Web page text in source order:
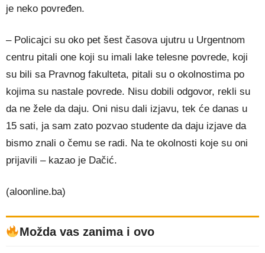
je neko povređen.
– Policajci su oko pet šest časova ujutru u Urgentnom
centru pitali one koji su imali lake telesne povrede, koji
su bili sa Pravnog fakulteta, pitali su o okolnostima po
kojima su nastale povrede. Nisu dobili odgovor, rekli su
da ne žele da daju. Oni nisu dali izjavu, tek će danas u
15 sati, ja sam zato pozvao studente da daju izjave da
bismo znali o čemu se radi. Na te okolnosti koje su oni
prijavili – kazao je Dačić.
(aloonline.ba)
Možda vas zanima i ovo